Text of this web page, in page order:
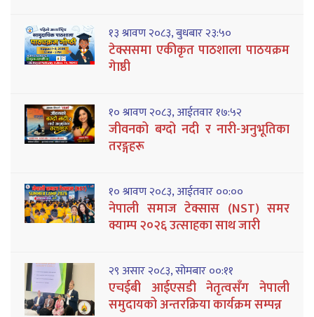
१३ श्रावण २०८३, बुधबार २३:५०
टेक्ससमा एकीकृत पाठशाला पाठयक्रम
गेाष्ठी
१० श्रावण २०८३, आईतवार १७:५२
जीवनको बग्दो नदी र नारी-अनुभूतिका
तरङ्गहरू
१० श्रावण २०८३, आईतवार ००:००
नेपाली समाज टेक्सास (NST) समर
क्याम्प २०२६ उत्साहका साथ जारी
२९ असार २०८३, सोमबार ००:११
एचईबी आईएसडी नेतृत्वसँग नेपाली
समुदायको अन्तरक्रिया कार्यक्रम सम्पन्न